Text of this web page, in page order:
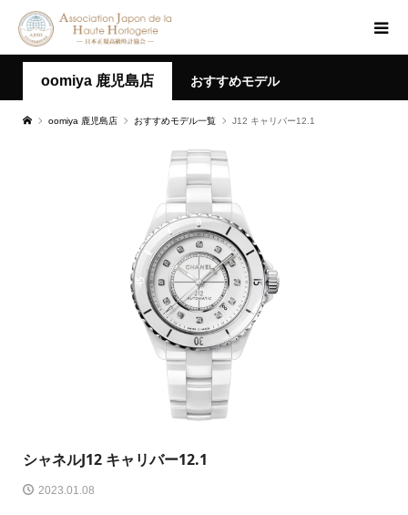
oomiya 鹿児島店 おすすめモデル
oomiya 鹿児島店 おすすめモデル一覧 J12 キャリバー12.1
シャネルJ12 キャリバー12.1
2023.01.08